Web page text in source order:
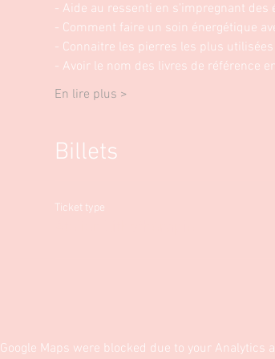
- Aide au ressenti en s'impregnant
- Comment faire un soin énergétique
- Connaitre les pierres les plus
- Avoir le nom des livres de référence
En lire plus >
Billets
Ticket type
Google Maps were blocked due to your Analytics